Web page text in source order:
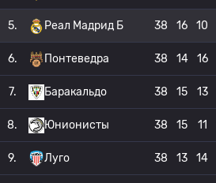
5. Реал Мадрид Б 38 16 10
6. Понтеведра 38 14 16
7. Баракальдо 38 15 13
8. Юнионисты 38 15 11
9. Луго 38 13 14